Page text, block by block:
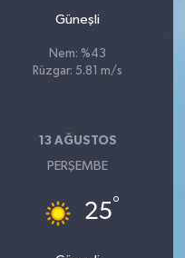
Güneşli
Nem: %43
Rüzgar: 5.81 m/s
13 AĞUSTOS
PERŞEMBE
25°